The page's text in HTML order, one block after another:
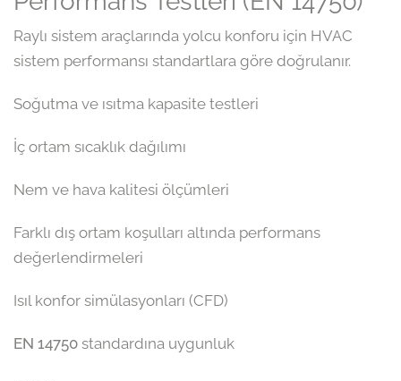
Raylı sistem araçlarında yolcu konforu için HVAC
sistem performansı standartlara göre doğrulanır.
Soğutma ve ısıtma kapasite testleri
İç ortam sıcaklık dağılımı
Nem ve hava kalitesi ölçümleri
Farklı dış ortam koşulları altında performans
değerlendirmeleri
Isıl konfor simülasyonları (CFD)
EN 14750 standardına uygunluk